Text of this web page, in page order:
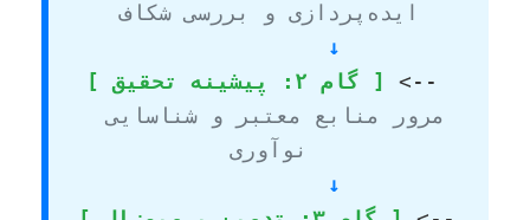
ایده‌پردازی و بررسی شکاف
  ↓
[ گام ۲: پیشینه تحقیق ]
مرور منابع معتبر و شناسایی
نوآوری
  ↓